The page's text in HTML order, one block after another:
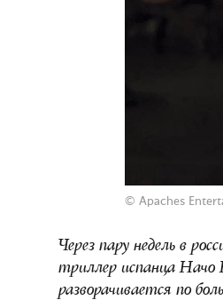
© Apaches
Через пару недель в
триллер испанца Начо
разворачивается по